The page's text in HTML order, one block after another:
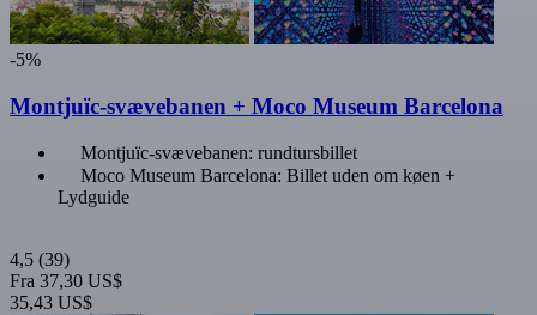
-5%
Montjuïc-svævebanen + Moco Museum Barcelona
Montjuïc-svævebanen: rundtursbillet
Moco Museum Barcelona: Billet uden om køen +
Lydguide
4,5 (39)
Fra 37,30 US$
35,43 US$